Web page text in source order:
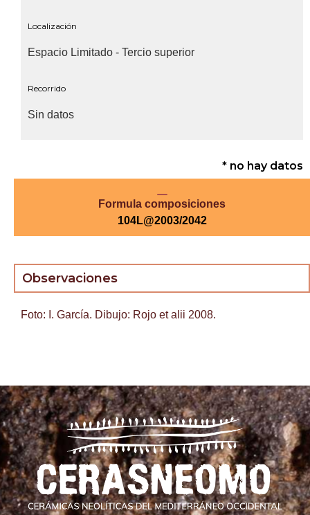
Localización
Espacio Limitado - Tercio superior
Recorrido
Sin datos
* no hay datos
Formula composiciones
104L@2003/2042
Observaciones
Foto: I. García. Dibujo: Rojo et alii 2008.